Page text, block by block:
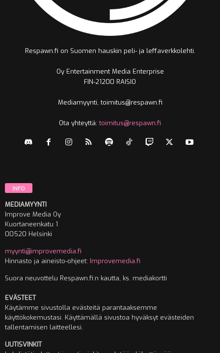
Respawn.fi on Suomen hauskin peli- ja leffaverkkolehti.
Oy Entertainment Media Enterprise
FIN-21200 RAISIO
Mediamyynti, toimitus@respawn.fi
Ota yhteyttä:toimitus@respawn.fi
INFO
MEDIAMYYNTI
Improve Media Oy
Kuortaneenkatu 1
00520 Helsinki
myynti@improvemedia.fi
Hinnasto ja aineisto-ohjeet: Improvemedia.fi
Suora neuvottelu Respawn.fi:n kautta, ks. mediakortti
EVÄSTEET
Käytämme sivustolla evästeitä parantaaksemme
käyttökokemustasi. Käyttämällä sivustoa hyväksyt evästeiden
tallentamisen laitteellesi.
UUTISVINKIT